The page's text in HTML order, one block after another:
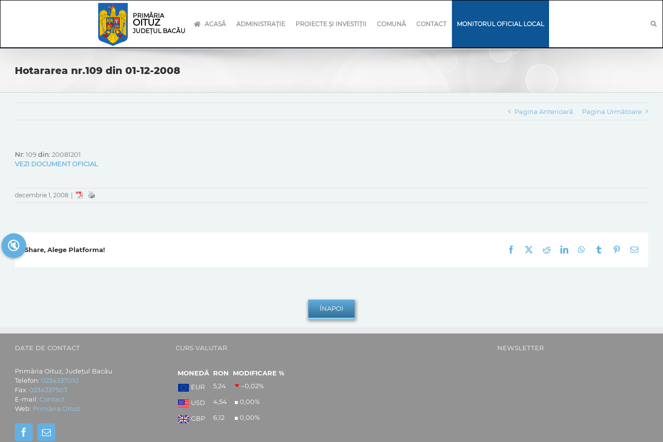
PRIMĂRIA
OITUZ
JUDEȚUL BACĂU
ACASĂ ADMINISTRAȚIE PROIECTE ȘI INVESTIȚII COMUNĂ CONTACT MONITORUL OFICIAL LOCAL
Hotararea nr.109 din 01-12-2008
Pagina Anterioară Pagina Următoare
Nr:109din:20081201
VEZI DOCUMENT OFICIAL
decembrie 1, 2008
Share, Alege Platforma! Facebook RedditLinkedInWhatsApp
Tumblr Pinterest
E-
DATE DE CONTACT
Primăria Oituz, Județul Bacău
Telefon: 0234337010
Fax: 0234337503
E-mail: Contact
Web: Primăria Oituz
CURS VALUTAR
MONEDĂ RON
MODIFICARE %
EUR
5,24 –0,02%
USD 4,54 0,00%
GBP 6,12 0,00%
NEWSLETTER
🔇